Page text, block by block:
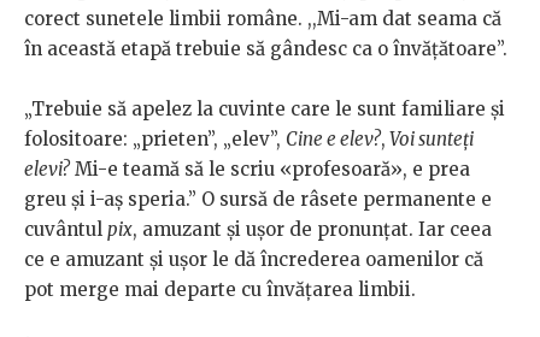
corect sunetele limbii române. ,,Mi-am dat seama că
în această etapă trebuie să gândesc ca o învățătoare”.
„Trebuie să apelez la cuvinte care le sunt familiare și
folositoare: „prieten”, „elev”, Cine e elev?, Voi sunteți
elevi? Mi-e teamă să le scriu «profesoară», e prea
greu și i-aș speria.” O sursă de râsete permanente e
cuvântul pix, amuzant și ușor de pronunțat. Iar ceea
ce e amuzant și ușor le dă încrederea oamenilor că
pot merge mai departe cu învățarea limbii.